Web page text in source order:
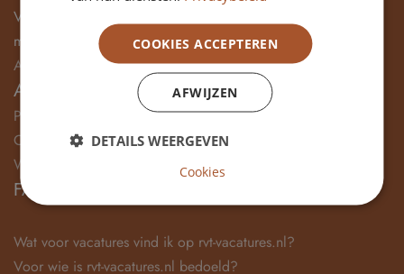
Vult u dan
mogelijk geplaatst wordt.
Archief vacatures
AVG
Privacy
Cookieverklaring
Wijzig jouw cookievoorkeuren
FAQ
Wat voor vacatures vind ik op rvt-vacatures.nl?
Voor wie is rvt-vacatures.nl bedoeld?
COOKIES ACCEPTEREN
AFWIJZEN
DETAILS WEERGEVEN
Cookies